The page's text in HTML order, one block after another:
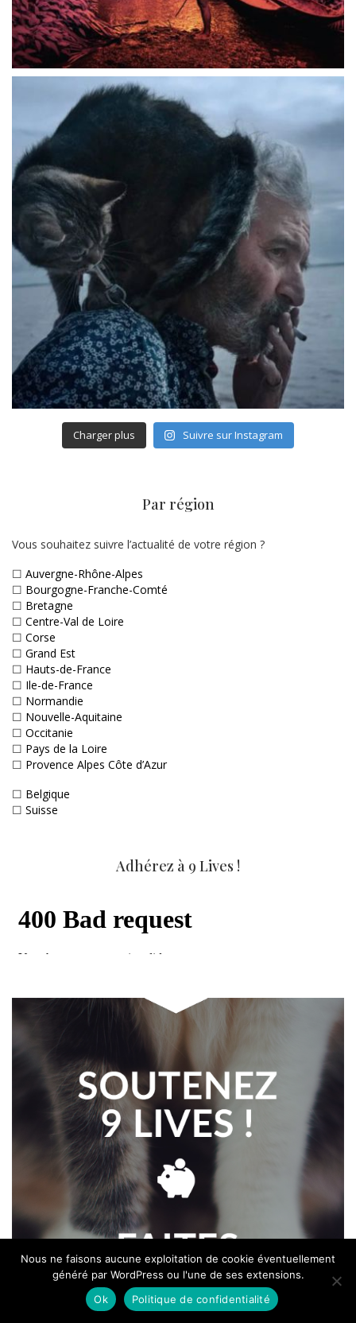
Charger plus Suivre sur Instagram
Par région
Vous souhaitez suivre l’actualité de votre région ?
☐ Auvergne-Rhône-Alpes
☐ Bourgogne-Franche-Comté
☐ Bretagne
☐ Centre-Val de Loire
☐ Corse
☐ Grand Est
☐ Hauts-de-France
☐ Ile-de-France
☐ Normandie
☐ Nouvelle-Aquitaine
☐ Occitanie
☐ Pays de la Loire
☐ Provence Alpes Côte d’Azur
☐ Belgique
☐ Suisse
Adhérez à 9 Lives !
Nous ne faisons aucune exploitation de cookie éventuellement
généré par WordPress ou l'une de ses extensions.
Ok
Politique de confidentialité